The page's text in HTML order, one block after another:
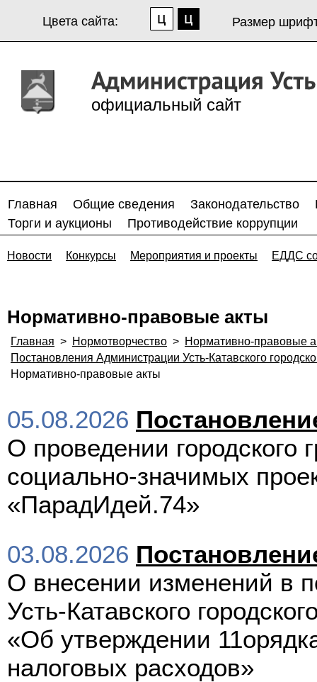
Цвета сайта: Размер
официальный сайт
Главная Общие сведения Законодательство
Торги и аукционы
Противодействие коррупции
Новости Конкурсы Мероприятия и проекты ЕДДС
Нормативно-правовые акты
Главная > Нормотворчество > Нормативно-правовые
Постановления Администрации Усть-Катавского
Нормативно-правовые акты
05.08.2026
О проведении городского
социально-значимых
«ПарадИдей.74»
03.08.2026
О внесении изменений в
Усть-Катавского
«Об утверждении
налоговых расходов»